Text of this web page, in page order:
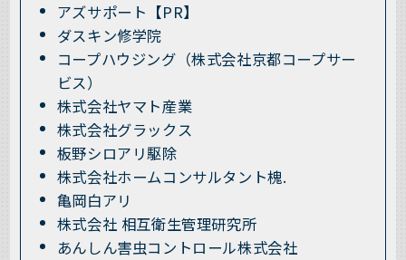
アズサポート【PR】
ダスキン修学院
コープハウジング（株式会社京都コープサー
ビス）
株式会社ヤマト産業
株式会社グラックス
板野シロアリ駆除
株式会社ホームコンサルタント槐.
亀岡白アリ
株式会社 相互衛生管理研究所
あんしん害虫コントロール株式会社